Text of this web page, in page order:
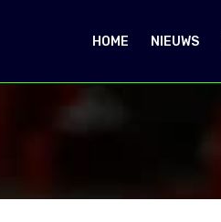
HOME NIEUWS